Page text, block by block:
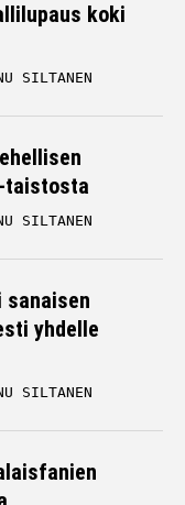
koki
SILTANEN
taistosta
SILTANEN
yhdelle
SILTANEN